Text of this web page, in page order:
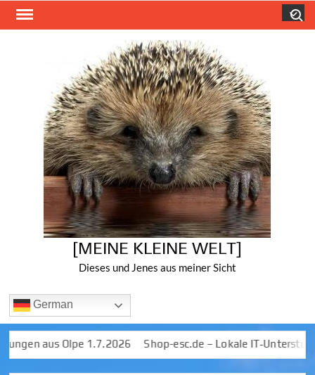
Skip
[MEINE KLEINE WELT]
Dieses und Jenes aus meiner Sicht
German
aus Olpe 1.7.2026 Shop-esc.de – Lokale